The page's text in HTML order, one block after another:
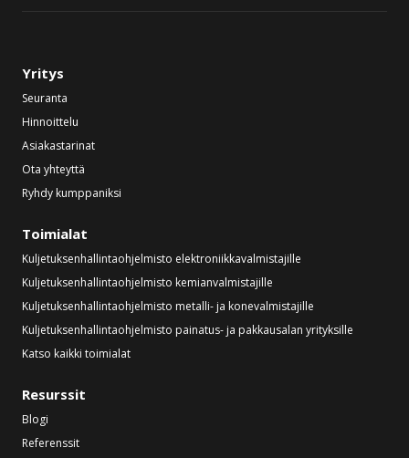
Yritys
Seuranta
Hinnoittelu
Asiakastarinat
Ota yhteyttä
Ryhdy kumppaniksi
Toimialat
Kuljetuksenhallintaohjelmisto elektroniikkavalmistajille
Kuljetuksenhallintaohjelmisto kemianvalmistajille
Kuljetuksenhallintaohjelmisto metalli- ja konevalmistajille
Kuljetuksenhallintaohjelmisto painatus- ja pakkausalan yrityksille
Katso kaikki toimialat
Resurssit
Blogi
Referenssit